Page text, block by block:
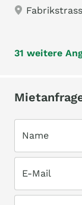
31 weitere
Name
E-Mail